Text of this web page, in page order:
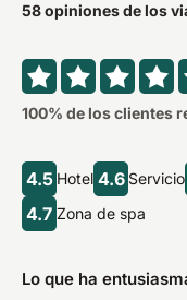
58 opiniones de los
100% de los clientes
4.5 Hotel 4.6 Servicio
4.7 Zona de spa
Lo que ha